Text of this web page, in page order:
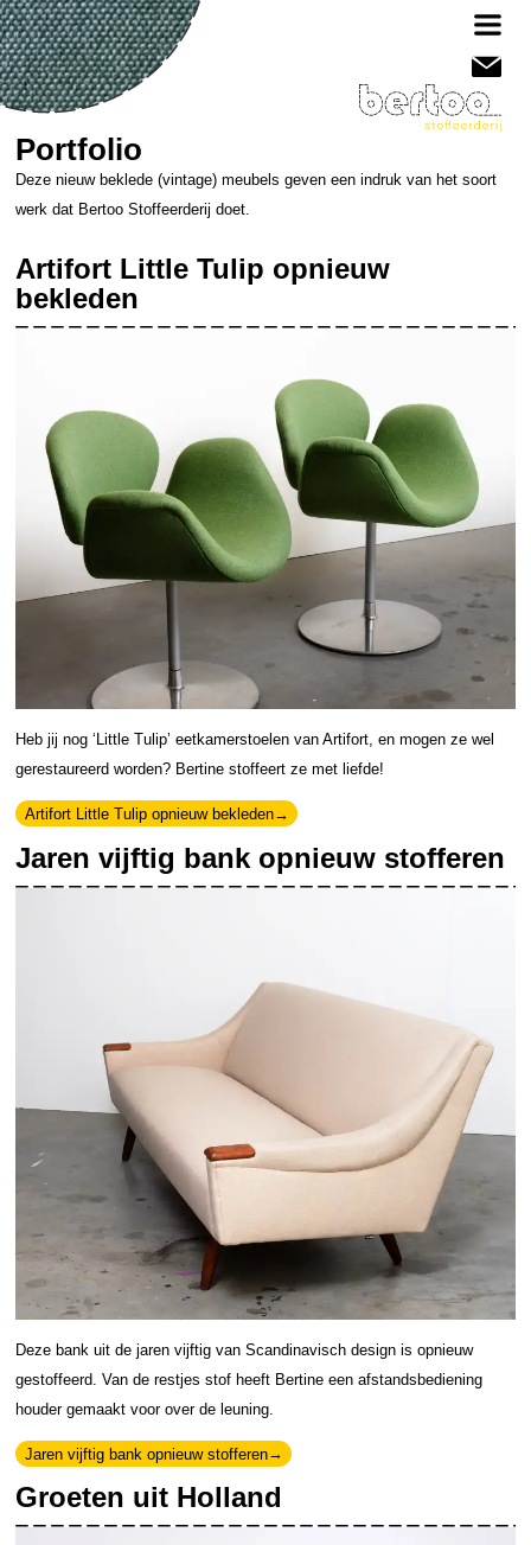
Portfolio
Deze nieuw beklede (vintage) meubels geven een indruk van het soort
werk dat Bertoo Stoffeerderij doet.
Artifort Little Tulip opnieuw
bekleden
Heb jij nog ‘Little Tulip’ eetkamerstoelen van Artifort, en mogen ze wel
gerestaureerd worden? Bertine stoffeert ze met liefde!
Artifort Little Tulip opnieuw bekleden
Jaren vijftig bank opnieuw stofferen
Deze bank uit de jaren vijftig van Scandinavisch design is opnieuw
gestoffeerd. Van de restjes stof heeft Bertine een afstandsbediening
houder gemaakt voor over de leuning.
Jaren vijftig bank opnieuw stofferen
Groeten uit Holland